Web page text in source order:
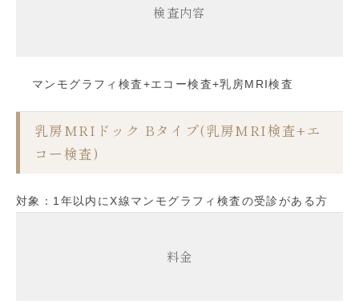
検査内容
マンモグラフィ検査+エコー検査+乳房MRI検査
乳房MRIドック Bタイプ(乳房MRI検査+エ
コー検査)
対象：1年以内にX線マンモグラフィ検査の受診がある方
料金